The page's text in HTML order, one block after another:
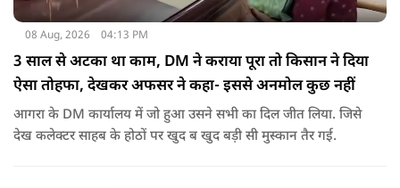
08 Aug, 2026 04:13 PM
3 साल से अटका था काम, DM ने कराया पूरा तो किसान ने दिया
ऐसा तोहफा, देखकर अफसर ने कहा- इससे अनमोल कुछ नहीं
आगरा के DM कार्यालय में जो हुआ उसने सभी का दिल जीत लिया. जिसे
देख कलेक्टर साहब के होठों पर खुद ब खुद बड़ी सी मुस्कान तैर गई.